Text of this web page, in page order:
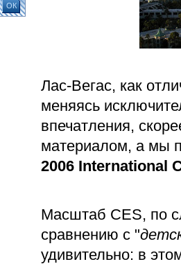
Лас-Вегас, как
меняясь
впечатления,
материалом, а мы
2006 International
Масштаб CES, по
сравнению с "
удивительно: в
ОК